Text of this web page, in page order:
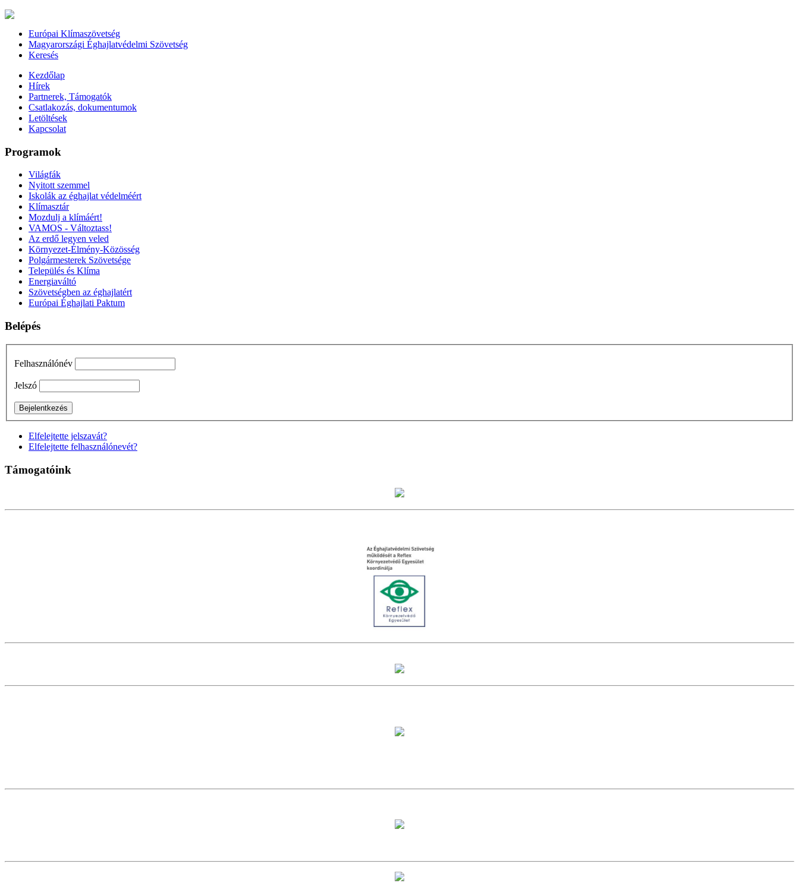
Európai Klímaszövetség
Magyarországi Éghajlatvédelmi Szövetség
Keresés
Kezdőlap
Hírek
Partnerek, Támogatók
Csatlakozás, dokumentumok
Letöltések
Kapcsolat
Programok
Világfák
Nyitott szemmel
Iskolák az éghajlat védelméért
Klímasztár
Mozdulj a klímáért!
VAMOS - Változtass!
Az erdő legyen veled
Környezet-Élmény-Közösség
Polgármesterek Szövetsége
Település és Klíma
Energiaváltó
Szövetségben az éghajlatért
Európai Éghajlati Paktum
Belépés
Felhasználónév
Jelszó
Elfelejtette jelszavát?
Elfelejtette felhasználónevét?
Támogatóink